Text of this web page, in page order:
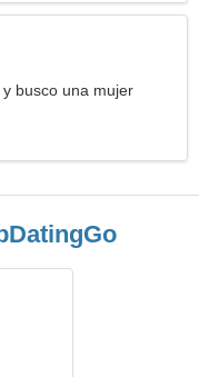
busco una mujer